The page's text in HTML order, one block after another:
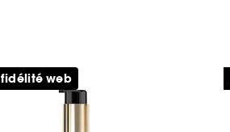
fidélité web